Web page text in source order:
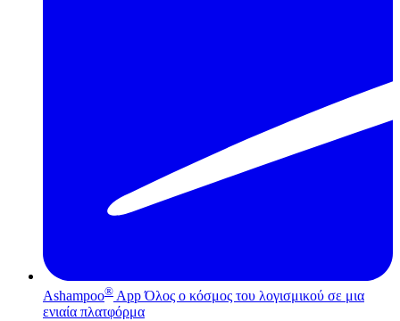
Ashampoo® App Όλος ο κόσμος του λογισμικού σε μια
ενιαία πλατφόρμα